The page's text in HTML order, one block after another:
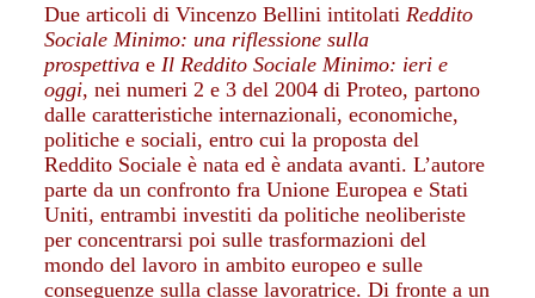
Due articoli di Vincenzo Bellini intitolati Reddito
Sociale Minimo: una riflessione sulla
prospettiva e Il Reddito Sociale Minimo: ieri e
oggi, nei numeri 2 e 3 del 2004 di Proteo, partono
dalle caratteristiche internazionali, economiche,
politiche e sociali, entro cui la proposta del
Reddito Sociale è nata ed è andata avanti. L’autore
parte da un confronto fra Unione Europea e Stati
Uniti, entrambi investiti da politiche neoliberiste
per concentrarsi poi sulle trasformazioni del
mondo del lavoro in ambito europeo e sulle
conseguenze sulla classe lavoratrice. Di fronte a un